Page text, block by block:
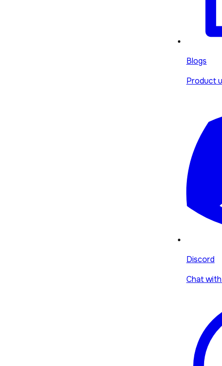
Blogs
Product
Discord
Chat